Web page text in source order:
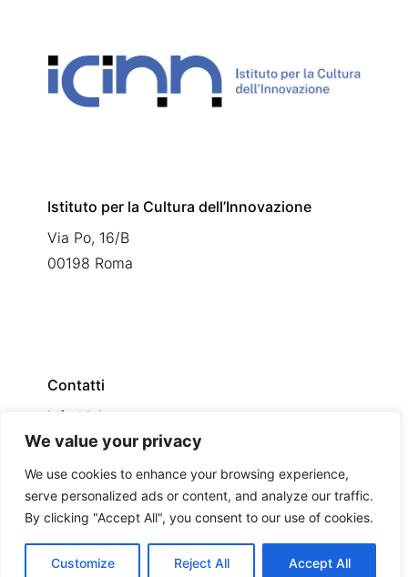
We value your privacy
We use cookies to enhance your browsing experience,
serve personalized ads or content, and analyze our traffic.
By clicking "Accept All", you consent to our use of cookies.
Customize Reject All Accept All
Istituto per la Cultura dell’Innovazione
Via Po, 16/B
00198 Roma
Contatti
info@icinn.eu
CopyrightICINN Istituto per la Cultura dell'Innovazione